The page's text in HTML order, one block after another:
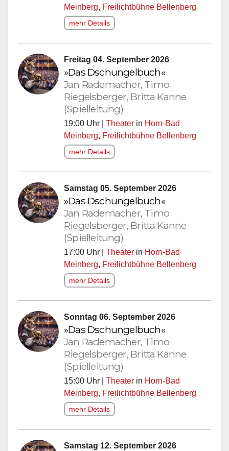
Meinberg, Freilichtbühne Bellenberg
mehr Details
Freitag 04. September 2026
»Das Dschungelbuch«
Jan Rademacher, Timo
Riegelsberger, Britta Kanne
(Spielleitung)
19:00 Uhr | Theater in Horn-Bad
Meinberg, Freilichtbühne Bellenberg
mehr Details
Samstag 05. September 2026
»Das Dschungelbuch«
Jan Rademacher, Timo
Riegelsberger, Britta Kanne
(Spielleitung)
17:00 Uhr | Theater in Horn-Bad
Meinberg, Freilichtbühne Bellenberg
mehr Details
Sonntag 06. September 2026
»Das Dschungelbuch«
Jan Rademacher, Timo
Riegelsberger, Britta Kanne
(Spielleitung)
15:00 Uhr | Theater in Horn-Bad
Meinberg, Freilichtbühne Bellenberg
mehr Details
Samstag 12. September 2026